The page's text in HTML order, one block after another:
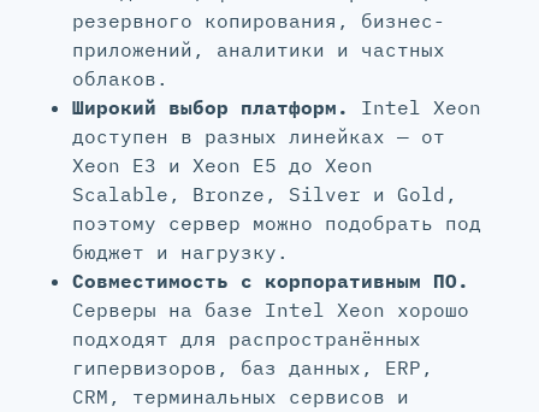
резервного копирования, бизнес-
приложений, аналитики и частных
облаков.
Широкий выбор платформ.
Intel Xeon
доступен в разных линейках — от
Xeon E3 и Xeon E5 до Xeon
Scalable, Bronze, Silver и Gold,
поэтому сервер можно подобрать под
бюджет и нагрузку.
Совместимость с корпоративным ПО.
Серверы на базе Intel Xeon хорошо
подходят для распространённых
гипервизоров, баз данных, ERP,
CRM, терминальных сервисов и